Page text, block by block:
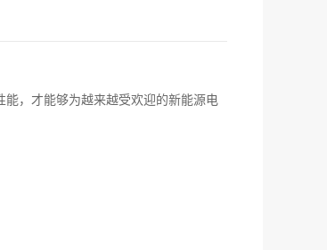
，才能够为越来越受欢迎的新能源电